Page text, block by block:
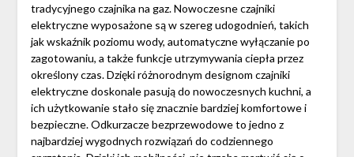
tradycyjnego czajnika na gaz. Nowoczesne czajniki
elektryczne wyposażone są w szereg udogodnień, takich
jak wskaźnik poziomu wody, automatyczne wyłączanie po
zagotowaniu, a także funkcje utrzymywania ciepła przez
określony czas. Dzięki różnorodnym designom czajniki
elektryczne doskonale pasują do nowoczesnych kuchni, a
ich użytkowanie stało się znacznie bardziej komfortowe i
bezpieczne. Odkurzacze bezprzewodowe to jedno z
najbardziej wygodnych rozwiązań do codziennego